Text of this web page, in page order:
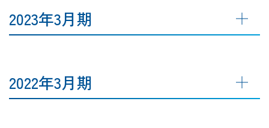
2023年3月期
2022年3月期